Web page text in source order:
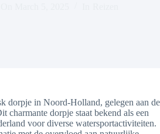
dorpje in Noord-Holland, gelegen aan de
charmante dorpje staat bekend als een
voor diverse watersportactiviteiten.